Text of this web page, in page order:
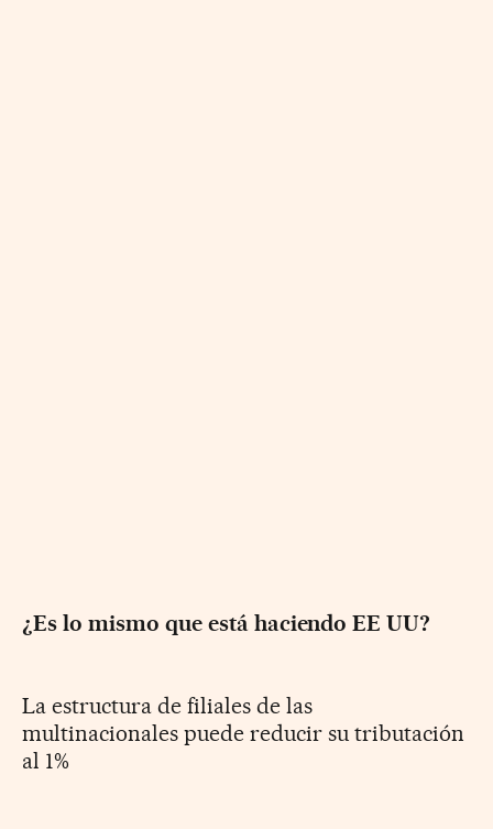
¿Es lo mismo que está haciendo EE UU?
La estructura de filiales de las
multinacionales puede reducir su tributación
al 1%